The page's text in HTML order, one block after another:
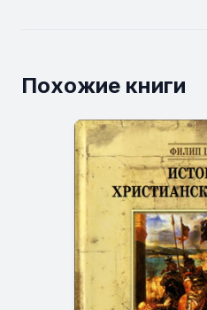
Похожие книги